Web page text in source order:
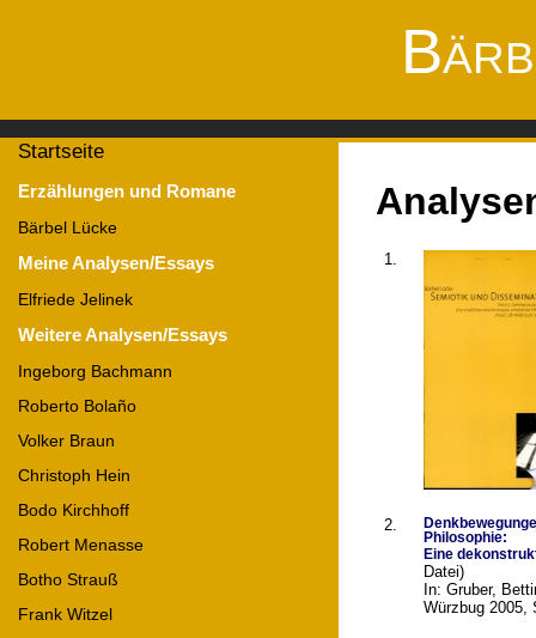
Startseite
Erzählungen und Romane
Bärbel Lücke
Meine Analysen/Essays
Elfriede Jelinek
Weitere Analysen/Essays
Ingeborg Bachmann
Roberto Bolaño
Volker Braun
Christoph Hein
Bodo Kirchhoff
Robert Menasse
Botho Strauß
Frank Witzel
1.
2.
Philosophie:
Eine
Datei)
In: Gruber,
Würzbug 2005,